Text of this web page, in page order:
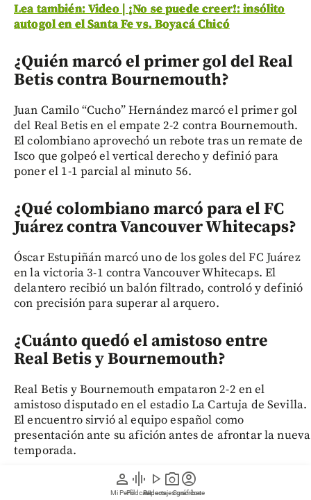
person
Mi Perfil
graphic_eq
Pódcast
play_arrow
Videos
photo_camera
Reportajes gráficos
account_circle
Suscríbete
Lea también: Video | ¡No se puede creer!: insólito
autogol en el Santa Fe vs. Boyacá Chicó
¿Quién marcó el primer gol del Real
Betis contra Bournemouth?
Juan Camilo “Cucho” Hernández marcó el primer gol
del Real Betis en el empate 2-2 contra Bournemouth.
El colombiano aprovechó un rebote tras un remate de
Isco que golpeó el vertical derecho y definió para
poner el 1-1 parcial al minuto 56.
¿Qué colombiano marcó para el FC
Juárez contra Vancouver Whitecaps?
Óscar Estupiñán marcó uno de los goles del FC Juárez
en la victoria 3-1 contra Vancouver Whitecaps. El
delantero recibió un balón filtrado, controló y definió
con precisión para superar al arquero.
¿Cuánto quedó el amistoso entre
Real Betis y Bournemouth?
Real Betis y Bournemouth empataron 2-2 en el
amistoso disputado en el estadio La Cartuja de Sevilla.
El encuentro sirvió al equipo español como
presentación ante su afición antes de afrontar la nueva
temporada.
Siga las noticias de EL COLOMBIANO desde Google